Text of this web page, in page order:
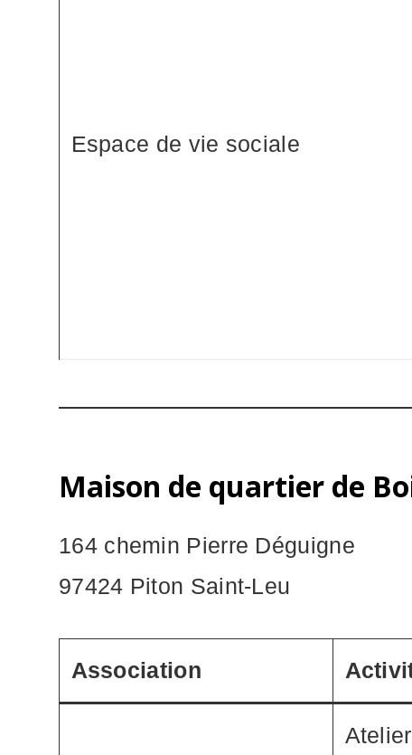
Espace de vie sociale
Maison de quartier de
164 chemin Pierre Déguigne
97424 Piton Saint-Leu
Association